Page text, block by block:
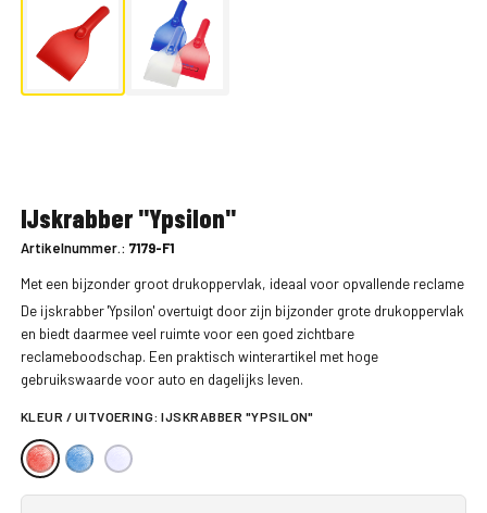
IJskrabber "Ypsilon"
Artikelnummer.: 7179-F1
Met een bijzonder groot drukoppervlak, ideaal voor opvallende reclame
De ijskrabber 'Ypsilon' overtuigt door zijn bijzonder grote drukoppervlak
en biedt daarmee veel ruimte voor een goed zichtbare
reclameboodschap. Een praktisch winterartikel met hoge
gebruikswaarde voor auto en dagelijks leven.
KLEUR / UITVOERING:IJSKRABBER "YPSILON"